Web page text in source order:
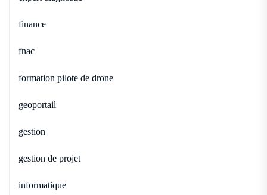
finance
fnac
formation pilote de drone
geoportail
gestion
gestion de projet
informatique